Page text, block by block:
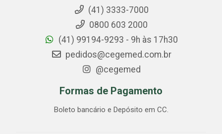
(41) 3333-7000
0800 603 2000
(41) 99194-9293 - 9h às 17h30
pedidos@cegemed.com.br
@cegemed
Formas de Pagamento
Boleto bancário e Depósito em CC.